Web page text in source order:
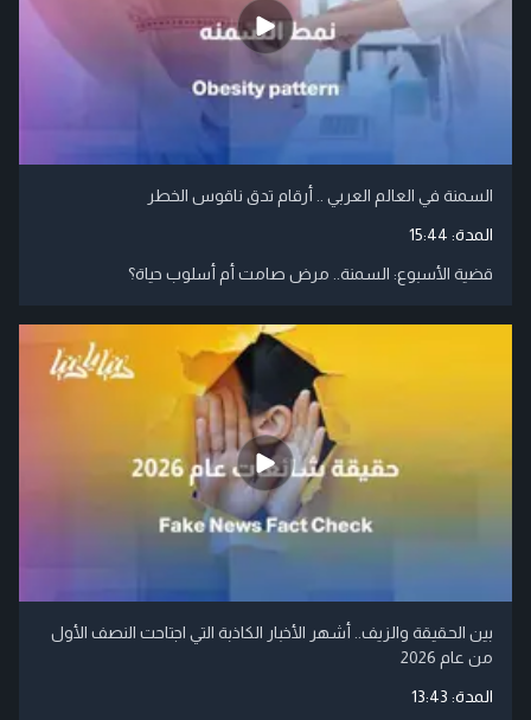
السمنة في العالم العربي .. أرقام تدق ناقوس الخطر
المدة: 15:44
قضية الأسبوع: السمنة.. مرض صامت أم أسلوب حياة؟
بين الحقيقة والزيف.. أشهر الأخبار الكاذبة التي اجتاحت النصف الأول
من عام 2026
المدة: 13:43